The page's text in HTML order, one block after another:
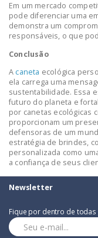
Em um mercado
pode diferenciar uma
demonstra um
responsáveis, o que
Conclusão
A caneta ecológica
ela carrega uma
sustentabilidade. Essa
futuro do planeta e
por canetas ecológicas
proporcionam um
defensoras de um
estratégia de brindes,
personalizada como
a confiança de seus
Newsletter
Fique por dentro de